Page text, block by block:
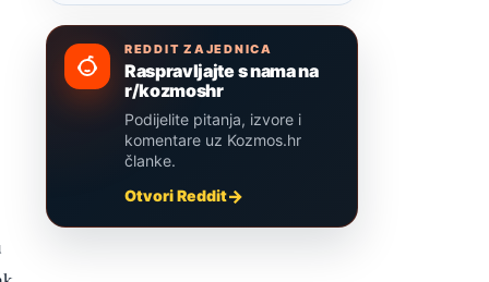
REDDIT ZAJEDNICA
Raspravljajte s nama na
r/kozmoshr
Podijelite pitanja, izvore i
komentare uz Kozmos.hr
članke.
Otvori Reddit